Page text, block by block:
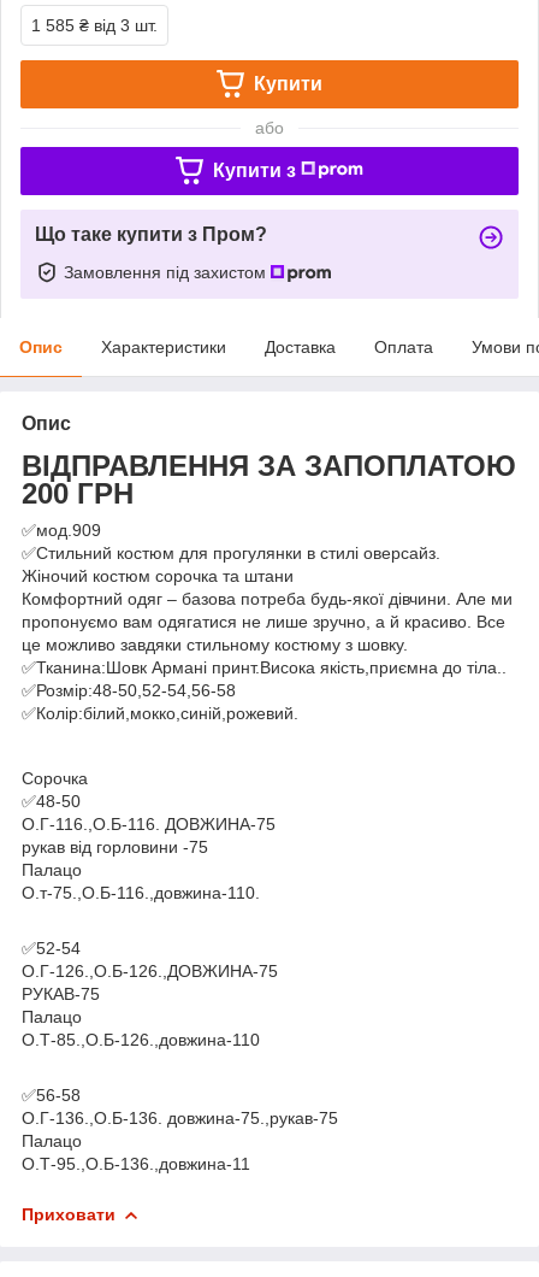
1 585 ₴ від 3 шт.
Купити
або
Купити з
Що таке купити з Пром?
Замовлення під захистом
Опис Характеристики Доставка Оплата Умови
Опис
ВІДПРАВЛЕННЯ ЗА ЗАПОПЛАТОЮ
200 ГРН
✅мод.909
✅Стильний костюм для прогулянки в стилі оверсайз.
Жіночий костюм сорочка та штани
Комфортний одяг – базова потреба будь-якої дівчини. Але ми
пропонуємо вам одягатися не лише зручно, а й красиво. Все
це можливо завдяки стильному костюму з шовку.
✅Тканина:Шовк Армані принт.Висока якість,приємна до тіла..
✅Розмір:48-50,52-54,56-58
✅Колір:білий,мокко,синій,рожевий.
Сорочка
✅48-50
О.Г-116.,О.Б-116. ДОВЖИНА-75
рукав від горловини -75
Палацо
О.т-75.,О.Б-116.,довжина-110.
✅52-54
О.Г-126.,О.Б-126.,ДОВЖИНА-75
РУКАВ-75
Палацо
О.Т-85.,О.Б-126.,довжина-110
✅56-58
О.Г-136.,О.Б-136. довжина-75.,рукав-75
Палацо
О.Т-95.,О.Б-136.,довжина-11
Приховати